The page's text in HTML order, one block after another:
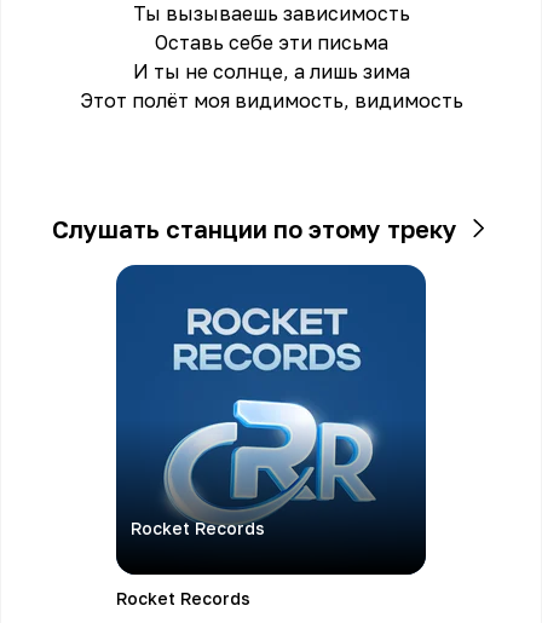
Ты вызываешь зависимость
Оставь себе эти письма
И ты не солнце, а лишь зима
Этот полёт моя видимость, видимость
Слушать станции по этому треку
Rocket Records
Rocket Records